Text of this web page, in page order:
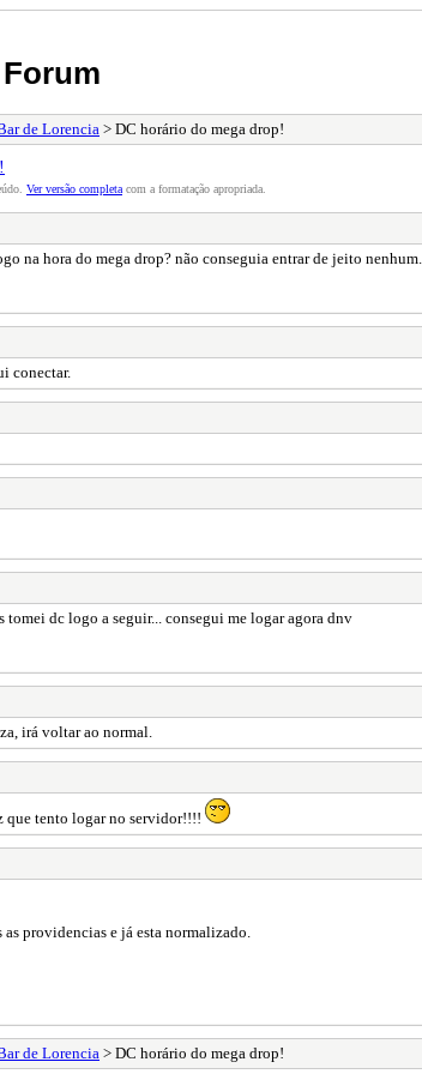
de Lorencia > DC horário do mega drop!
Ver versão completa com a formatação apropriada.
na hora do mega drop? não conseguia entrar de jeito nenhum...
conectar.
dc logo a seguir... consegui me logar agora dnv
irá voltar ao normal.
que tento logar no servidor!!!!
providencias e já esta normalizado.
de Lorencia > DC horário do mega drop!